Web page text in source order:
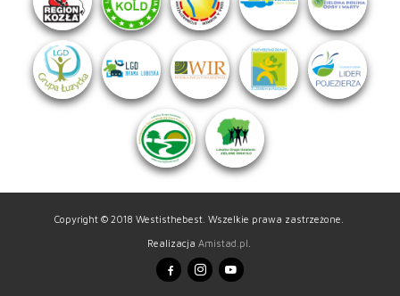
Copyright © 2018 Westisthebest. Wszelkie prawa zastrzeżone.
Realizacja Amistad.pl